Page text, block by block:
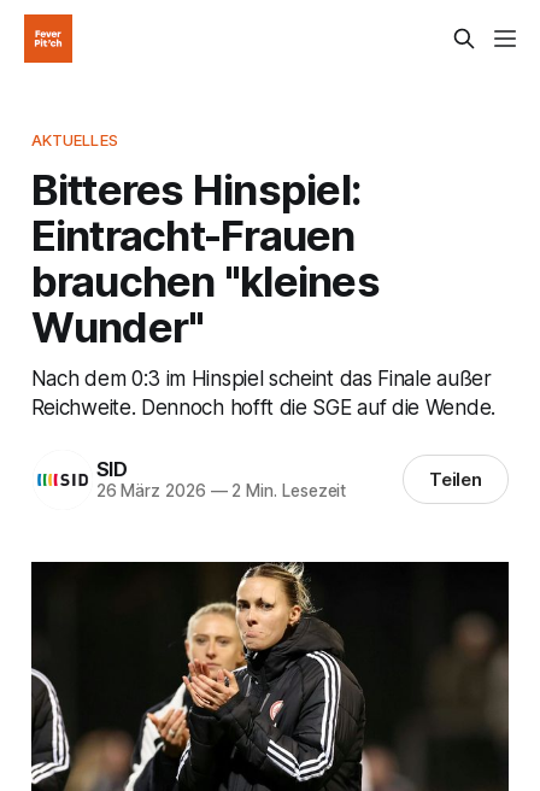
AKTUELLES
Bitteres Hinspiel:
Eintracht-Frauen
brauchen "kleines
Wunder"
Nach dem 0:3 im Hinspiel scheint das Finale außer
Reichweite. Dennoch hofft die SGE auf die Wende.
SID
26 März 2026 —2 Min. Lesezeit Teilen